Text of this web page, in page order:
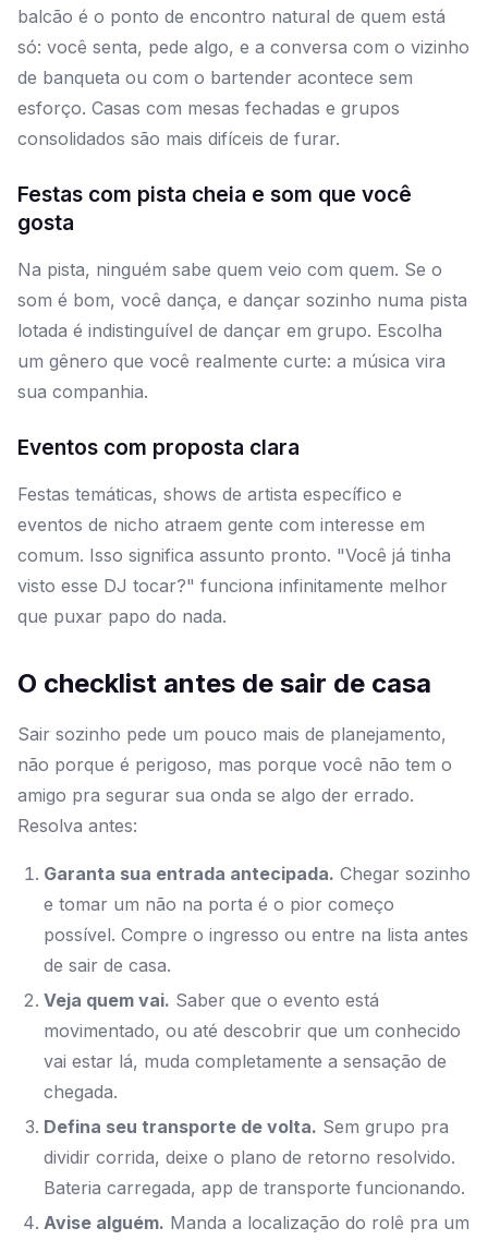
balcão é o ponto de encontro natural de quem está
só: você senta, pede algo, e a conversa com o vizinho
de banqueta ou com o bartender acontece sem
esforço. Casas com mesas fechadas e grupos
consolidados são mais difíceis de furar.
Festas com pista cheia e som que você
gosta
Na pista, ninguém sabe quem veio com quem. Se o
som é bom, você dança, e dançar sozinho numa pista
lotada é indistinguível de dançar em grupo. Escolha
um gênero que você realmente curte: a música vira
sua companhia.
Eventos com proposta clara
Festas temáticas, shows de artista específico e
eventos de nicho atraem gente com interesse em
comum. Isso significa assunto pronto. "Você já tinha
visto esse DJ tocar?" funciona infinitamente melhor
que puxar papo do nada.
O checklist antes de sair de casa
Sair sozinho pede um pouco mais de planejamento,
não porque é perigoso, mas porque você não tem o
amigo pra segurar sua onda se algo der errado.
Resolva antes:
Garanta sua entrada antecipada. Chegar sozinho
e tomar um não na porta é o pior começo
possível. Compre o ingresso ou entre na lista antes
de sair de casa.
Veja quem vai. Saber que o evento está
movimentado, ou até descobrir que um conhecido
vai estar lá, muda completamente a sensação de
chegada.
Defina seu transporte de volta. Sem grupo pra
dividir corrida, deixe o plano de retorno resolvido.
Bateria carregada, app de transporte funcionando.
Avise alguém. Manda a localização do rolê pra um